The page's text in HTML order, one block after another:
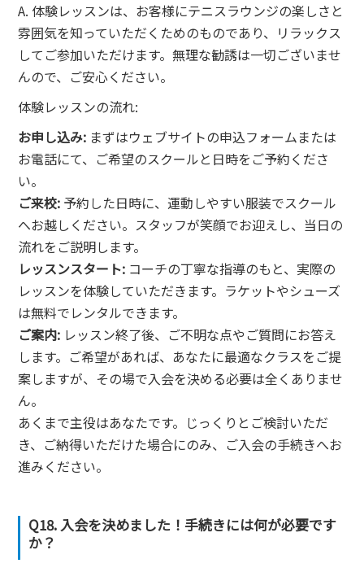
A. 体験レッスンは、お客様にテニスラウンジの楽しさと
雰囲気を知っていただくためのものであり、リラックス
してご参加いただけます。無理な勧誘は一切ございませ
んので、ご安心ください。
体験レッスンの流れ:
お申し込み: まずはウェブサイトの申込フォームまたは
お電話にて、ご希望のスクールと日時をご予約くださ
い。
ご来校: 予約した日時に、運動しやすい服装でスクール
へお越しください。スタッフが笑顔でお迎えし、当日の
流れをご説明します。
レッスンスタート: コーチの丁寧な指導のもと、実際の
レッスンを体験していただきます。ラケットやシューズ
は無料でレンタルできます。
ご案内: レッスン終了後、ご不明な点やご質問にお答え
します。ご希望があれば、あなたに最適なクラスをご提
案しますが、その場で入会を決める必要は全くありませ
ん。
あくまで主役はあなたです。じっくりとご検討いただ
き、ご納得いただけた場合にのみ、ご入会の手続きへお
進みください。
Q18. 入会を決めました！手続きには何が必要です
か？